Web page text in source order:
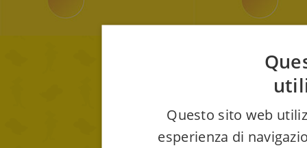
Questo sito web
esperienza di